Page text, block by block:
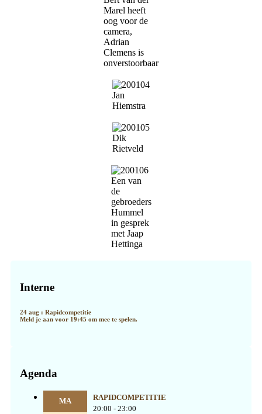
Marel heeft
oog voor de
camera,
Adrian
Clemens is
onverstoorbaar
Jan
Hiemstra
Dik
Rietveld
Een van
de
gebroeders
Hummel
in gesprek
met Jaap
Hettinga
Sidebar
Interne
24 aug : Rapidcompetitie
Meld je aan voor 19:45 om mee te spelen.
Agenda
MA
RAPIDCOMPETITIE
20:00 - 23:00